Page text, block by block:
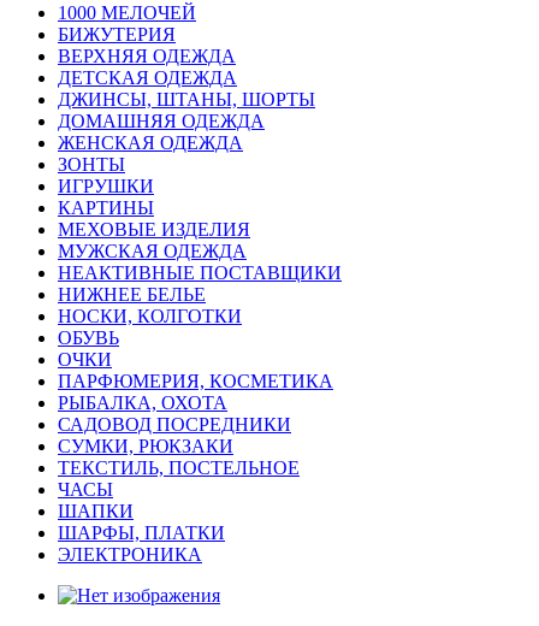
1000 МЕЛОЧЕЙ
БИЖУТЕРИЯ
ВЕРХНЯЯ ОДЕЖДА
ДЕТСКАЯ ОДЕЖДА
ДЖИНСЫ, ШТАНЫ, ШОРТЫ
ДОМАШНЯЯ ОДЕЖДА
ЖЕНСКАЯ ОДЕЖДА
ЗОНТЫ
ИГРУШКИ
КАРТИНЫ
МЕХОВЫЕ ИЗДЕЛИЯ
МУЖСКАЯ ОДЕЖДА
НЕАКТИВНЫЕ ПОСТАВЩИКИ
НИЖНЕЕ БЕЛЬЕ
НОСКИ, КОЛГОТКИ
ОБУВЬ
ОЧКИ
ПАРФЮМЕРИЯ, КОСМЕТИКА
РЫБАЛКА, ОХОТА
САДОВОД ПОСРЕДНИКИ
СУМКИ, РЮКЗАКИ
ТЕКСТИЛЬ, ПОСТЕЛЬНОЕ
ЧАСЫ
ШАПКИ
ШАРФЫ, ПЛАТКИ
ЭЛЕКТРОНИКА